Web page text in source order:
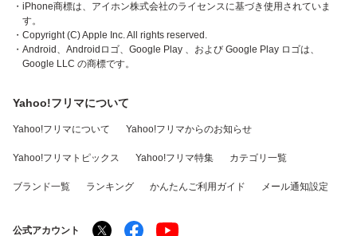
・iPhone商標は、アイホン株式会社のライセンスに基づき使用されていま
す。
・Copyright (C) Apple Inc. All rights reserved.
・Android、Androidロゴ、Google Play 、および Google Play ロゴは、
Google LLC の商標です。
Yahoo!フリマについて
Yahoo!フリマについて Yahoo!フリマからのお知らせ
Yahoo!フリマトピックス Yahoo!フリマ特集 カテゴリ一覧
ブランド一覧 ランキング かんたんご利用ガイド メール通知設定
公式アカウント